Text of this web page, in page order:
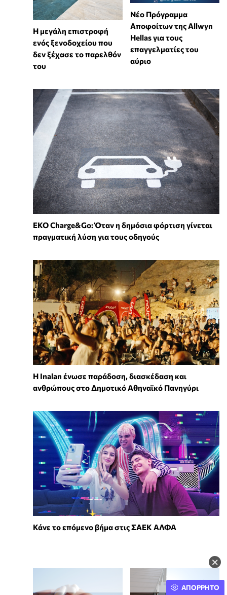
×
Η μεγάλη επιστροφή
ενός ξενοδοχείου που
δεν ξέχασε το παρελθόν
του
Νέο Πρόγραμμα
Αποφοίτων της Allwyn
Hellas για τους
επαγγελματίες του
αύριο
EKO Charge&Go: Όταν η δημόσια φόρτιση γίνεται
πραγματική λύση για τους οδηγούς
Η Inalan ένωσε παράδοση, διασκέδαση και
ανθρώπους στο Δημοτικό Αθηναϊκό Πανηγύρι
Κάνε το επόμενο βήμα στις ΣΑΕΚ ΑΛΦΑ
ΑΠΟΡΡΗΤΟ